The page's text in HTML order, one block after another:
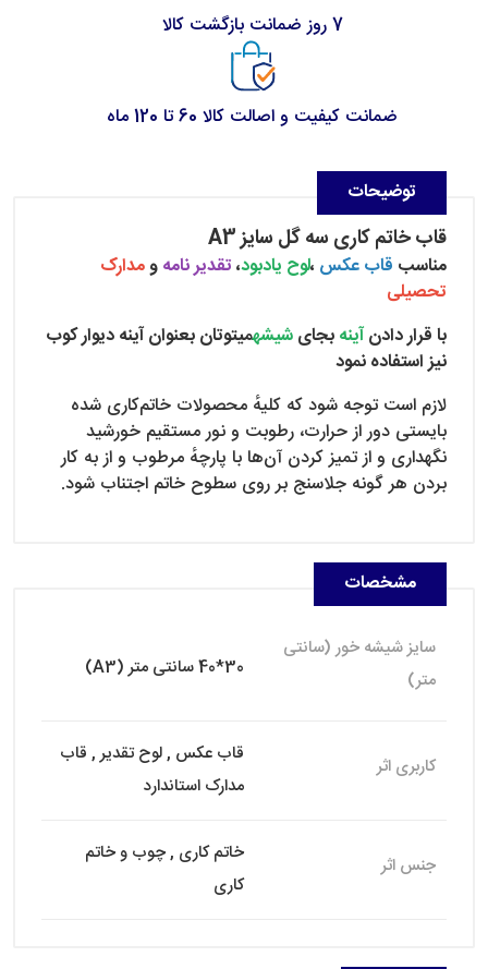
7 روز ضمانت بازگشت کالا
ضمانت کیفیت و اصالت کالا 60 تا 120 ماه
توضیحات
قاب خاتم کاری سه گل سایز A3
​​​​​​​مناسب قاب عکس ،لوح یادبود،تقدیر نامهومدارک
تحصیلی
با قرار دادنآینهبجایشیشهمیتوتان بعنوان آینه دیوار کوب
نیز استفاده نمود
لازم است توجه شود که کلیهٔ محصولات خاتم‌کاری شده
بایستی دور از حرارت، رطوبت و نور مستقیم خورشید
نگهداری و از تمیز کردن آن‌ها با پارچهٔ مرطوب و از به کار
بردن هر گونه جلاسنج بر روی سطوح خاتم اجتناب شود.
مشخصات
سایز شیشه خور (سانتی
متر)
30*40 سانتی متر (A3)
کاربری اثر
قاب عکس , لوح تقدیر , قاب
مدارک استاندارد
جنس اثر
خاتم کاری , چوب و خاتم
کاری